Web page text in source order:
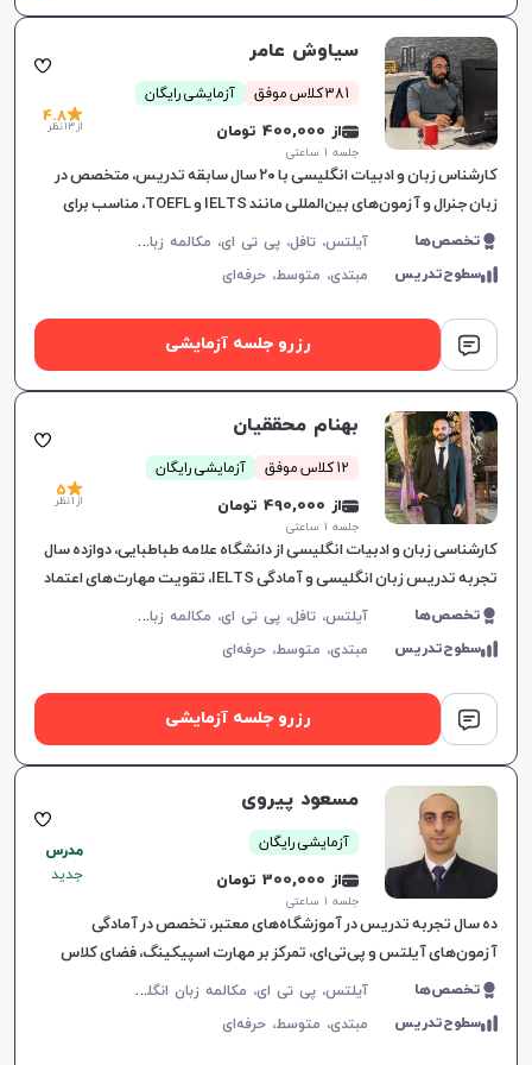
سیاوش عامر
381 کلاس موفق آزمایشی رایگان
از 400,000 تومان
جلسه ۱ ساعتی
4.8
از 13 نظر
کارشناس زبان و ادبیات انگلیسی با ۲۰ سال سابقه تدریس، متخصص در
زبان جنرال و آزمون‌های بین‌المللی مانند IELTS و TOEFL، مناسب برای
تمامی سطوح و اهداف آموزشی.
تخصص‌ها آ
یلتس، تافل، پی تی ای، مکالمه زبان انگلیسی، گرامر زبان انگلیسی، زبان انگلیسی تجاری، زبان انگلیسی آمریکایی، زبان انگلیسی کنکور ارشد، زبان انگلیسی کنکور دکتری، زبان انگلیسی نهم دبیرستان، زبان انگلیسی دهم دبیرستان، زبان انگلیسی یازدهم دبیرستان، زبان انگلیسی دوازدهم دبیرستان، دولینگو، OET
سطوح‌تدریس مبتدی، متوسط،حرفه‌ای
رزرو جلسه آزمایشی
بهنام محققیان
12 کلاس موفق آزمایشی رایگان
از 490,000 تومان
جلسه ۱ ساعتی
5
از 1 نظر
کارشناسی زبان و ادبیات انگلیسی از دانشگاه علامه طباطبایی، دوازده سال
تجربه تدریس زبان انگلیسی و آمادگی IELTS، تقویت مهارت‌های اعتماد
به نفس، مکالمه و گرامر، ارتباط موثر و یادگیری لذت‌ب
تخصص‌ها آ
یلتس، تافل، پی تی ای، مکالمه زبان انگلیسی، گرامر زبان انگلیسی، زبان انگلیسی تجاری، زبان انگلیسی آمریکایی، زبان انگلیسی کنکور ارشد، دولینگو، زبان انگلیسی عمومی، زبان انگلیسی کانادایی
سطوح‌تدریس مبتدی، متوسط،حرفه‌ای
رزرو جلسه آزمایشی
مسعود پیروی
آزمایشی رایگان
از 300,000 تومان
جلسه ۱ ساعتی
مدرس
جدید
ده سال تجربه تدریس در آموزشگاه‌های معتبر، تخصص در آمادگی
آزمون‌های آیلتس و پی‌تی‌ای، تمرکز بر مهارت اسپیکینگ، فضای کلاس
پرانرژی و برنامه‌ریزی شخصی‌سازی‌شده.
تخصص‌ها آ
یلتس، پی تی ای، مکالمه زبان انگلیسی، زبان انگلیسی عمومی، گرامر زبان انگلیسی، زبان انگلیسی آمریکایی، زبان انگلیسی کنکور سراسری، زبان انگلیسی کنکور کاردانی، زبان انگلیسی کنکور ارشد، زبان انگلیسی کنکور دکتری، زبان انگلیسی هشتم دبیرستان، زبان انگلیسی نهم دبیرستان، زبان انگلیسی دهم دبیرستان، زبان انگلیسی یازدهم دبیرستان، زبان انگلیسی دوازدهم دبیرستان
سطوح‌تدریس مبتدی، متوسط،حرفه‌ای
افزایش اعتبار